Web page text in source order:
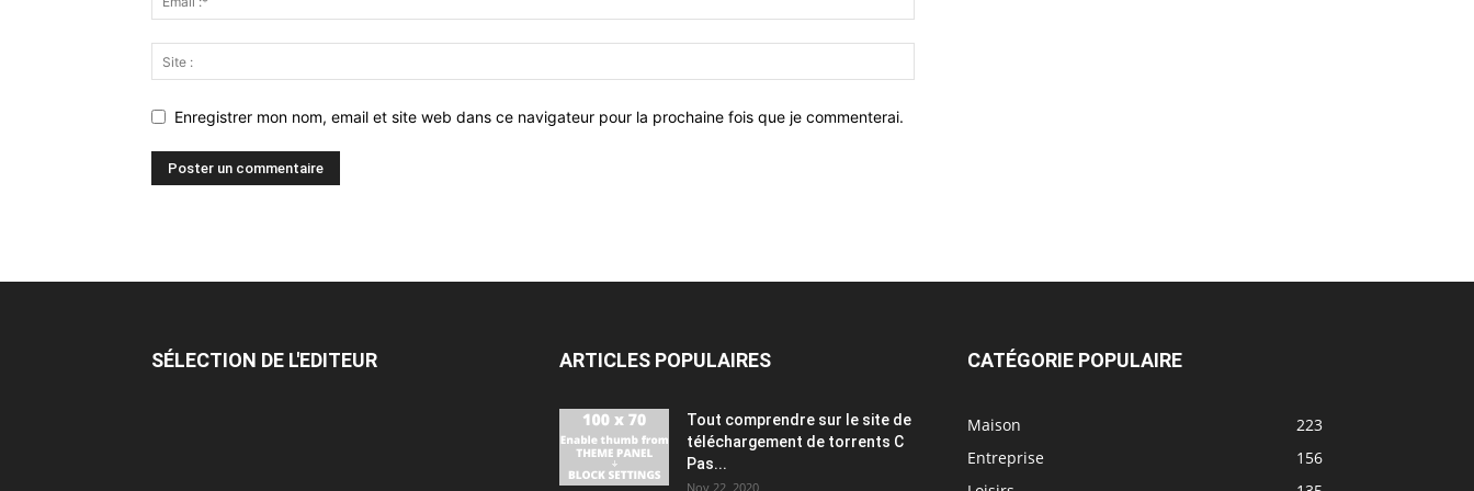
Enregistrer mon nom, email et site web dans ce navigateur pour la prochaine fois que je commenterai.
SÉLECTION DE L'EDITEUR ARTICLES POPULAIRES
Tout comprendre sur le site de
téléchargement de torrents C
Pas...
Nov 22, 2020
CATÉGORIE POPULAIRE
Maison
223
Entreprise
156